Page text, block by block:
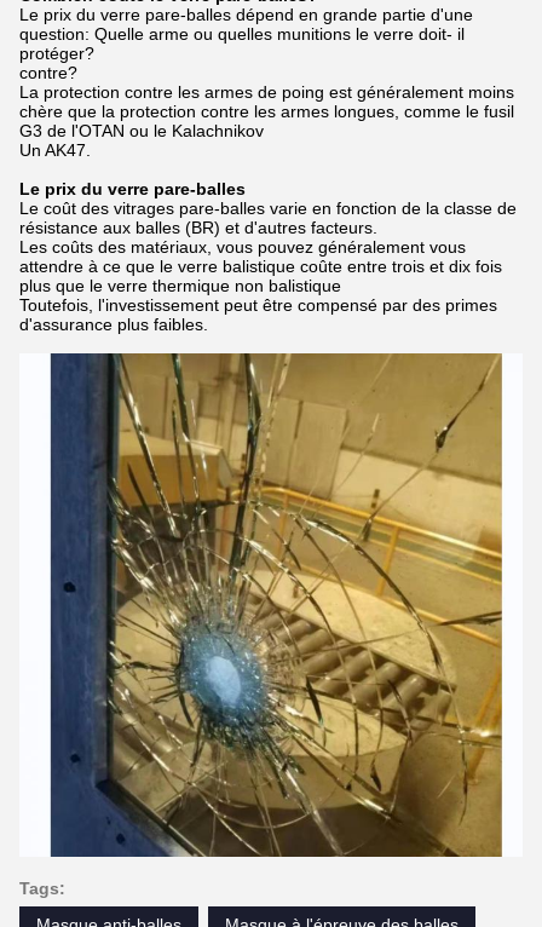
Le prix du verre pare-balles dépend en grande partie d'une
question: Quelle arme ou quelles munitions le verre doit- il
protéger?
contre?
La protection contre les armes de poing est généralement moins
chère que la protection contre les armes longues, comme le fusil
G3 de l'OTAN ou le Kalachnikov
Un AK47.
Le prix du verre pare-balles
Le coût des vitrages pare-balles varie en fonction de la classe de
résistance aux balles (BR) et d'autres facteurs.
Les coûts des matériaux, vous pouvez généralement vous
attendre à ce que le verre balistique coûte entre trois et dix fois
plus que le verre thermique non balistique
Toutefois, l'investissement peut être compensé par des primes
d'assurance plus faibles.
Tags: